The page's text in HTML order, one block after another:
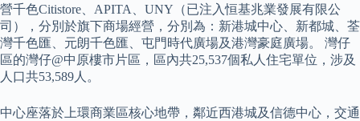
營千色Citistore、APITA、UNY（已注入恒基兆業發展有限公
司），分別於旗下商場經營，分別為：新港城中心、新都城、荃
灣千色匯、元朗千色匯、屯門時代廣場及港灣豪庭廣場。 灣仔
區的灣仔@中原樓市片區，區內共25,537個私人住宅單位，涉及
人口共53,589人。
中心座落於上環商業區核心地帶，鄰近西港城及信德中心，交通